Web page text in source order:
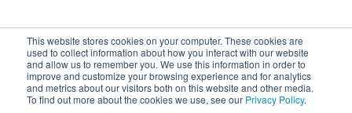
This website stores cookies on your computer. These cookies are
used to collect information about how you interact with our website
and allow us to remember you. We use this information in order to
improve and customize your browsing experience and for analytics
and metrics about our visitors both on this website and other media.
To find out more about the cookies we use, see our Privacy Policy.